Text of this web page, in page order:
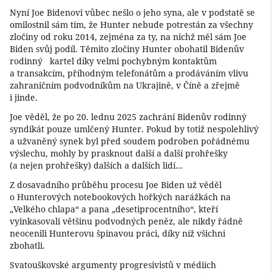
Nyní Joe Bidenovi vůbec nešlo o jeho syna, ale v podstatě se
omilostnil sám tím, že Hunter nebude potrestán za všechny
zločiny od roku 2014, zejména za ty, na nichž měl sám Joe
Biden svůj podíl. Těmito zločiny Hunter obohatil Bidenův
rodinný kartel díky velmi pochybným kontaktům
a transakcím, příhodným telefonátům a prodáváním vlivu
zahraničním podvodníkům na Ukrajině, v Číně a zřejmě
i jinde.
Joe věděl, že po 20. lednu 2025 zachrání Bidenův rodinný
syndikát pouze umlčený Hunter. Pokud by totiž nespolehlivý
a užvaněný synek byl před soudem podroben pořádnému
výslechu, mohly by prasknout další a další prohřešky
(a nejen prohřešky) dalších a dalších lidí…
Z dosavadního průběhu procesu Joe Biden už věděl
o Hunterových notebookových hořkých narážkách na
„Velkého chlapa“ a pana „desetiprocentního“, kteří
vyinkasovali většinu podvodných peněz, ale nikdy řádně
neocenili Hunterovu špinavou práci, díky níž všichni
zbohatli.
Svatouškovské argumenty progresivistů v médiích